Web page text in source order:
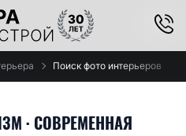
Поиск фото интерьеров
· СОВРЕМЕННАЯ
×